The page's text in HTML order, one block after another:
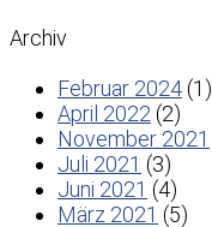
Archiv
Februar 2024 (1)
April 2022 (2)
November 2021
Juli 2021 (3)
Juni 2021 (4)
März 2021 (5)